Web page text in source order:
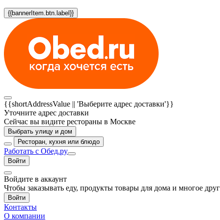
{{bannerItem.btn.label}}
{{shortAddressValue || 'Выберите адрес доставки'}}
Уточните адрес доставки
Сейчас вы видите рестораны в Москве
Выбрать улицу и дом
Ресторан, кухня или блюдо
Работать с Обед.ру
Войти
Войдите в аккаунт
Чтобы заказывать еду, продукты товары для дома и многое
Войти
Контакты
О компании